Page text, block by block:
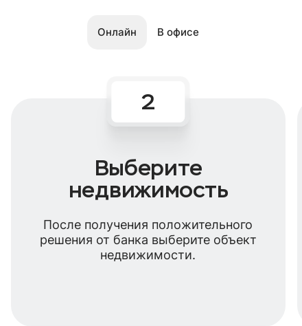
Онлайн В офисе
Выберите
недвижимость
После получения положительного
решения от банка выберите объект
недвижимости.